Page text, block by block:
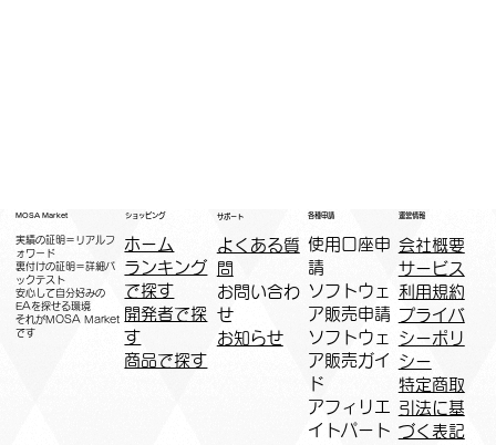
MOSA Market
実績の証明＝リアルフ
ォワード
裏付けの証明＝詳細バ
ックテスト
安心して自分好みの
EAを探せる環境
​それがMOSA Market
です
ショッピング
ホーム
ランキング
で探す
開発者で探
す
商品で探す
サポート
よくある質
問
お問い合わ
せ
お知らせ
各種申請
​使用口座申
請
ソフトウェ
ア販売申請
ソフトウェ
ア販売ガイ
ド
アフィリエ
イトパート
運営情報
会社概要
サービス
利用規約
プライバ
シーポリ
シー
特定商取
引法に基
づく表記